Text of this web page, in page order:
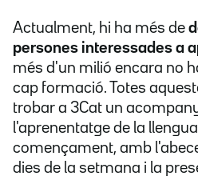
Actualment, hi ha més de
persones interessades a
més d'un milió encara no
cap formació. Totes
trobar a 3Cat un
l'aprenentatge de la
començament, amb
dies de la setmana i la